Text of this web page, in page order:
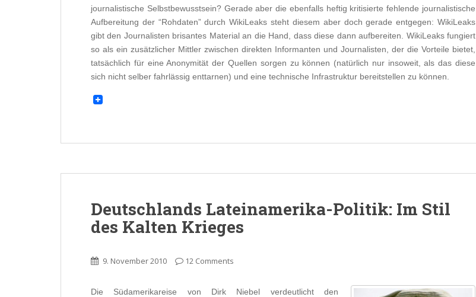
journalistische Selbstbewusstsein? Gerade aber die ebenfalls heftig kritisierte fehlende journalistische
Aufbereitung der “Rohdaten” durch WikiLeaks steht diesem aber doch gerade entgegen: WikiLeaks
gibt den Journalisten brisantes Material an die Hand, dass diese dann aufbereiten. WikiLeaks fungiert
so als ein zusätzlicher Mittler zwischen direkten Informanten und Journalisten, der die Vorteile bietet,
tatsächlich für eine Anonymität der Quellen sorgen zu können (natürlich nur insoweit, als das diese
sich nicht selber fahrlässig enttarnen) und eine technische Infrastruktur bereitstellen zu können.
Deutschlands Lateinamerika-Politik: Im Stil
des Kalten Krieges
9. November 2010 12 Comments
Die Südamerikareise von Dirk Niebel verdeutlicht den